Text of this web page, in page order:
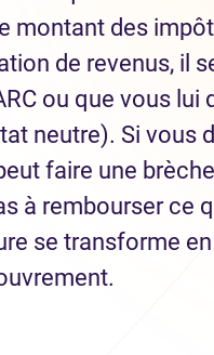
montant des
de revenus, il
ou que vous lui
neutre). Si vous
faire une
à rembourser ce
se transforme